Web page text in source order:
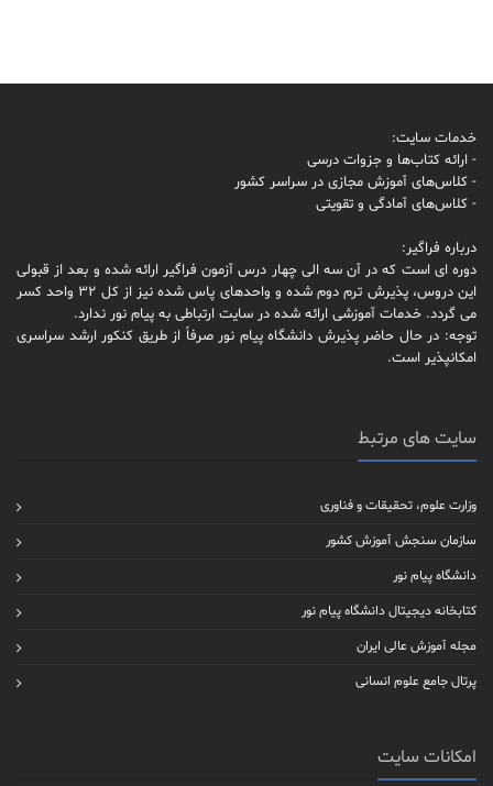
خدمات سایت:
- ارائه کتاب‌ها و جزوات درسی
- کلاس‌های آموزش مجازی در سراسر کشور
- کلاس‌های آمادگی و تقویتی
درباره فراگیر:
دوره ای است که در آن سه الی چهار درس آزمون فراگیر ارائه شده و بعد از قبولی
این دروس، پذیرش ترم دوم شده و واحدهای پاس شده نیز از کل 32 واحد کسر
می گردد. خدمات آموزشی ارائه شده در سایت ارتباطی به پیام نور ندارد.
توجه: در حال حاضر پذیرش دانشگاه پیام نور صرفاً از طریق کنکور ارشد سراسری
امکانپذیر است.
سایت های مرتبط
وزارت علوم، تحقیقات و فناوری
سازمان سنجش آموزش کشور
دانشگاه پیام نور
کتابخانه دیجیتال دانشگاه پیام نور
مجله آموزش عالی ایران
پرتال جامع علوم انسانی
امکانات سایت